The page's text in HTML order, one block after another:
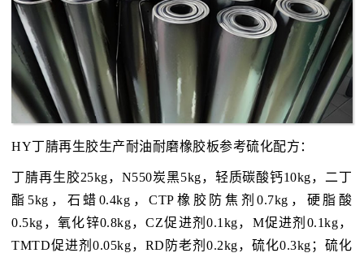
HY丁腈再生胶生产耐油耐磨橡胶板参考硫化配方：
丁腈再生胶25kg，N550炭黑5kg，轻质碳酸钙10kg，二丁
酯5kg，石蜡0.4kg，CTP橡胶防焦剂0.7kg，硬脂酸
0.5kg，氧化锌0.8kg，CZ促进剂0.1kg，M促进剂0.1kg，
TMTD促进剂0.05kg，RD防老剂0.2kg，硫化0.3kg；硫化